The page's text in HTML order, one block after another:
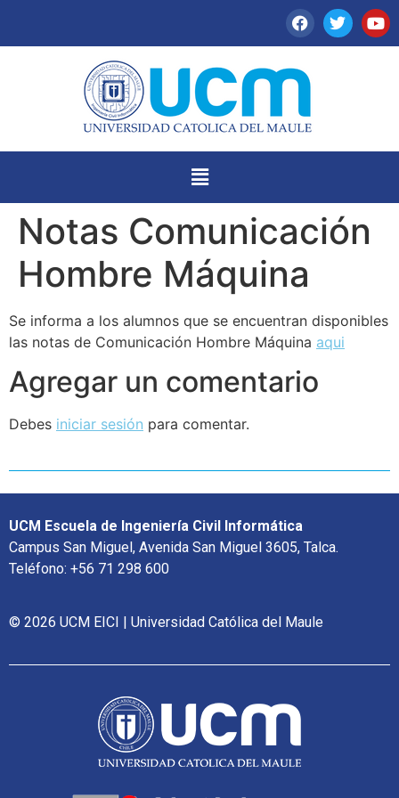
Notas Comunicación
Hombre Máquina
Se informa a los alumnos que se encuentran disponibles
las notas de Comunicación Hombre Máquina aqui
Agregar un comentario
Debes iniciar sesión para comentar.
UCM Escuela de Ingeniería Civil Informática
Campus San Miguel, Avenida San Miguel 3605, Talca.
Teléfono: +56 71 298 600
© 2026 UCM EICI | Universidad Católica del Maule